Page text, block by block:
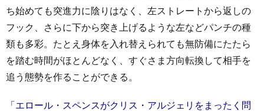
ち始めても突進力に陰りはなく、左ストレートから返しの
フック、さらに下から突き上げるような左などパンチの種
類も多彩。たとえ身体を入れ替えられても無防備にたたら
を踏む時間がほとんどなく、すぐさま方向転換して相手を
追う態勢を作ることができる。
「エロール・スペンスがクリス・アルジェリをまったく問